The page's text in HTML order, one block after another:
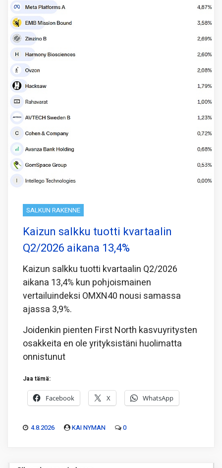
SALKUN RAKENNE
Kaizun salkku tuotti kvartaalin
Q2/2026 aikana 13,4%
Kaizun salkku tuotti kvartaalin Q2/2026
aikana 13,4% kun pohjoismainen
vertailuindeksi OMXN40 nousi samassa
ajassa 3,9%.
Joidenkin pienten First North kasvuyritysten
osakkeita en ole yrityksistäni huolimatta
onnistunut
Jaa tämä:
Facebook X WhatsApp
4.8.2026 KAI NYMAN 0